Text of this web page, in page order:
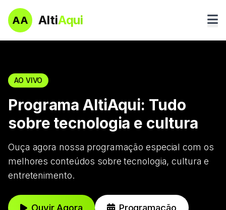
Pular
paraAA AltiAqui
AO VIVO
Programa AltiAqui: Tudo
sobre tecnologia e cultura
Ouça agora nossa programação especial com os
melhores conteúdos sobre tecnologia, cultura e
entretenimento.
Ouvir Agora Programação